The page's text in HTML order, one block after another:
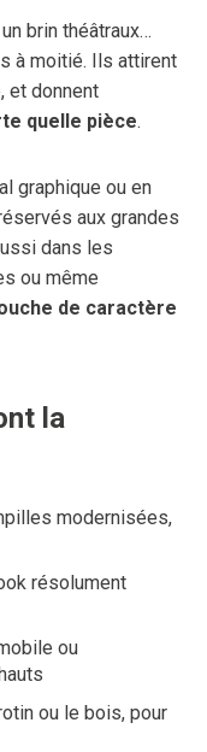
brin théâtraux…
à moitié. Ils attirent
et donnent
quelle pièce.
graphique ou en
aux grandes
dans les
ou même
de caractère
la
modernisées,
résolument
ou
ou le bois, pour